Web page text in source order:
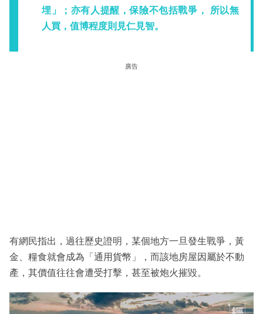
埋」；亦有人提醒，保險不包括戰爭， 所以無
人買，值博程度則見仁見智。
廣告
有網民指出，過往歷史證明，某個地方一旦發生戰爭，黃
金、糧食就會成為「通用貨幣」，而該地房屋因屬於不動
產，其價值往往會遭受打擊，甚至被炮火摧毀。